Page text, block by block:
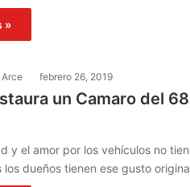
»
febrero 26, 2019
un Camaro del
y el amor por los vehículos no
los dueños tienen ese gusto